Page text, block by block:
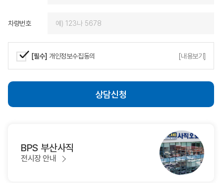
차량번호
[필수] 개인정보수집동의 [내용보기]
상담신청
BPS 부산사직
전시장 안내